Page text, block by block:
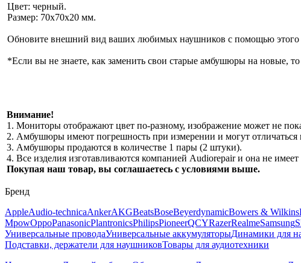
Цвет: черный.
Размер: 70х70х20 мм.
Обновите внешний вид ваших любимых наушников с помощью этого
*Если вы не знаете, как заменить свои старые амбушюры на новые,
Внимание!
1. Мониторы отображают цвет по-разному, изображение может не
2. Амбушюры имеют погрешность при измерении и могут отличаться
3. Амбушюры продаются в количестве 1 пары (2 штуки).
4. Все изделия изготавливаются компанией Audiorepair и она не
Покупая наш товар, вы соглашаетесь с условиями выше.
Бренд
AppleAudio-technicaAnkerAKGBeatsBoseBeyerdynamicBowers & Wilkins
MpowOppoPanasonicPlantronicsPhilipsPioneerQCYRazerRealmeSamsung
Универсальные проводаУниверсальные аккумуляторыДинамики для
Подставки, держатели для наушниковТовары для аудиотехники